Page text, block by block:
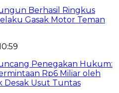
Berhasil Ringkus
Gasak Motor Teman
Penegakan Hukum:
Rp6 Miliar oleh
Usut Tuntas